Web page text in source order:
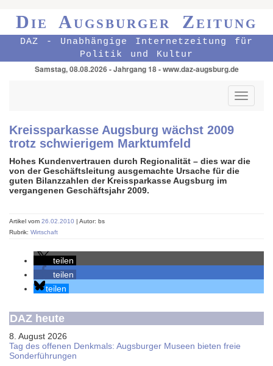
Die Augsburger Zeitung
DAZ - Unabhängige Internetzeitung für
Politik und Kultur
Samstag, 08.08.2026 - Jahrgang 18 - www.daz-augsburg.de
Toggle
Kreissparkasse Augsburg wächst 2009
trotz schwierigem Marktumfeld
Hohes Kundenvertrauen durch Regionalität – dies war die
von der Geschäftsleitung ausgemachte Ursache für die
guten Bilanzzahlen der Kreissparkasse Augsburg im
vergangenen Geschäftsjahr 2009.
Artikel vom 26.02.2010 | Autor: bs
Rubrik: Wirtschaft
teilen
teilen
teilen
DAZ heute
8. August 2026
Tag des offenen Denkmals: Augsburger Museen bieten freie
Sonderführungen